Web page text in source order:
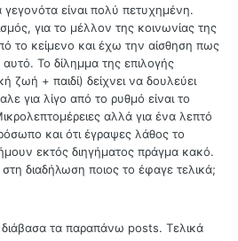
είναι πολύ πετυχημένη.
για το μέλλον της κοινωνίας της
το κείμενο και έχω την αίσθηση πως
Το δίλημμα της επιλογής
ζωή + παιδί) δείχνει να δουλεύει
για λίγο από το ρυθμό είναι το
αλλά για ένα λεπτό
και ότι έγραψες λάθος το
εκτός διηγήματος πράγμα κακό.
διαδήλωση ποιος το έφαγε τελικά;
τα παραπάνω posts. Τελικά